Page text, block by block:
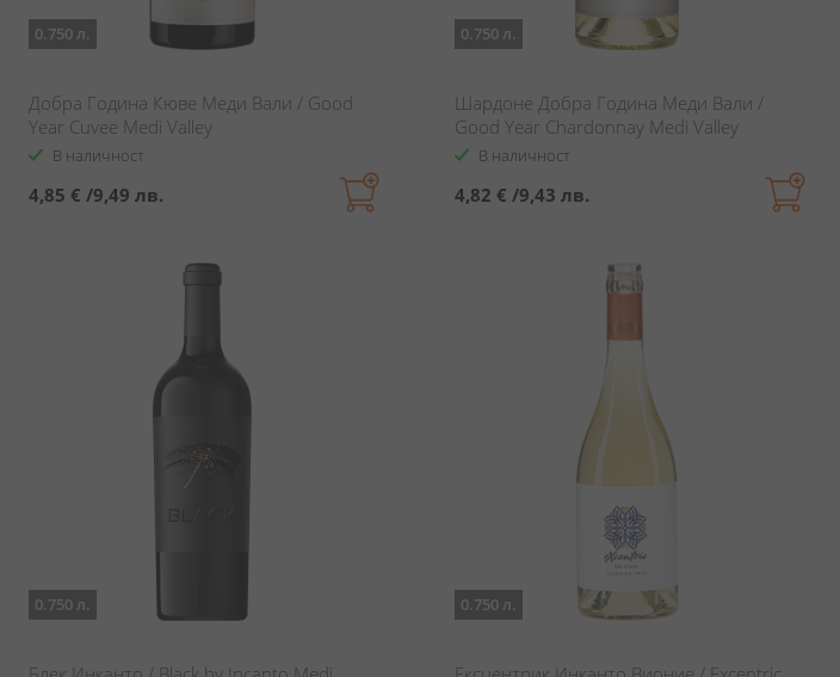
0.750 л.
Добра Година Кюве Меди Вали / Good
Year Cuvee Medi Valley
В наличност
4,85 € /9,49 лв.
0.750 л.
Шардоне Добра Година Меди Вали /
Good Year Chardonnay Medi Valley
В наличност
4,82 € /9,43 лв.
0.750 л. 0.750 л.